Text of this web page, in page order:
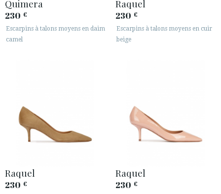
Quimera
230 €
Escarpins à talons moyens en daim
camel
Raquel
230 €
Escarpins à talons moyens en cuir
beige
Raquel
230 €
Raquel
230 €